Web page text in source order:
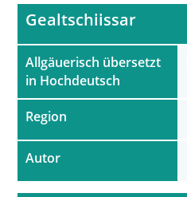
Allgäuerisch übersetzt
in Hochdeutsch
Region
Autor
Gealtschiissar